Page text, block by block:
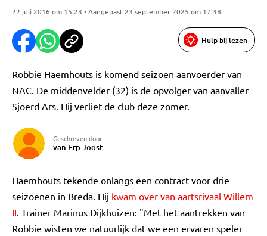
22 juli 2016 om 15:23 • Aangepast 23 september 2025 om 17:38
Hulp bij lezen
Robbie Haemhouts is komend seizoen aanvoerder van
NAC. De middenvelder (32) is de opvolger van aanvaller
Sjoerd Ars. Hij verliet de club deze zomer.
Geschreven door
van Erp Joost
Haemhouts tekende onlangs een contract voor drie
seizoenen in Breda. Hij kwam over van aartsrivaal Willem
II. Trainer Marinus Dijkhuizen: "Met het aantrekken van
Robbie wisten we natuurlijk dat we een ervaren speler